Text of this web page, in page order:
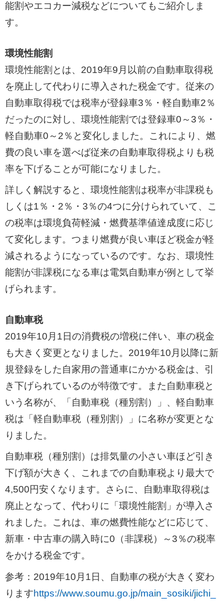
能割やエコカー減税などについてもご紹介しま
す。
環境性能割
環境性能割とは、2019年9月以前の自動車取得税
を廃止して代わりに導入された税金です。従来の
自動車取得税では税率が登録車3％・軽自動車2％
だったのに対し、環境性能割では登録車0～3％・
軽自動車0～2％と変化しました。これにより、燃
費の良い車を選べば従来の自動車取得税よりも税
率を下げることが可能になりました。
詳しく解説すると、環境性能割は税率が非課税も
しくは1％・2％・3％の4つに分けられていて、こ
の税率は環境負荷軽減・燃費基準値達成度に応じ
て変化します。つまり燃費が良い車ほど税金が軽
減されるようになっているのです。なお、環境性
能割が非課税になる車は電気自動車が例として挙
げられます。
自動車税
2019年10月1日の消費税の増税に伴い、車の税金
も大きく変更となりました。2019年10月以降に新
規登録をした自家用の普通車にかかる税金は、引
き下げられているのが特徴です。また自動車税と
いう名称が、「自動車税（種別割）」、軽自動車
税は「軽自動車税（種別割）」に名称が変更とな
りました。
自動車税（種別割）は排気量の小さい車ほど引き
下げ額が大きく、これまでの自動車税より最大で
4,500円安くなります。さらに、自動車取得税は
廃止となって、代わりに「環境性能割」が導入さ
れました。これは、車の燃費性能などに応じて、
新車・中古車の購入時に0（非課税）～3％の税率
をかける税金です。
参考：2019年10月1日、自動車の税が大きく変わ
りますhttps://www.soumu.go.jp/main_sosiki/jichi_